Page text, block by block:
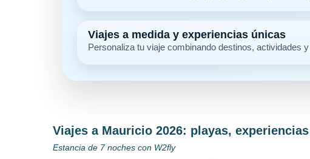
Viajes a medida y experiencias únicas
Personaliza tu viaje combinando destinos, actividades
Viajes a Mauricio 2026: playas,
Estancia de 7 noches con W2fly